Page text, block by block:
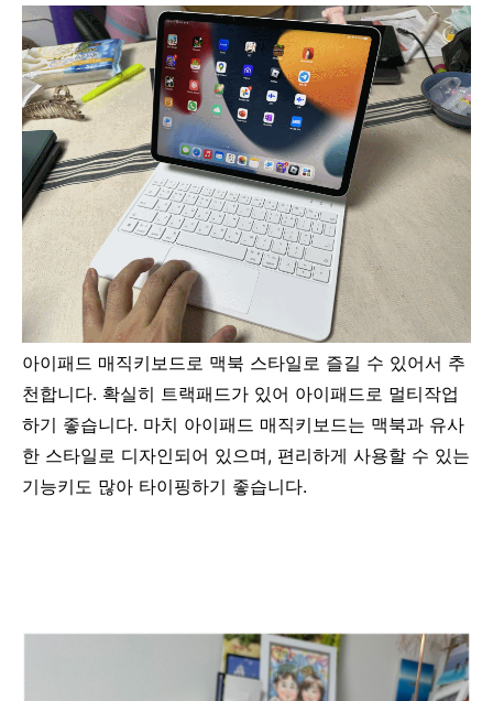
아이패드 매직키보드로 맥북 스타일로 즐길 수 있어서 추
천합니다. 확실히 트랙패드가 있어 아이패드로 멀티작업
하기 좋습니다. 마치 아이패드 매직키보드는 맥북과 유사
한 스타일로 디자인되어 있으며, 편리하게 사용할 수 있는
기능키도 많아 타이핑하기 좋습니다.